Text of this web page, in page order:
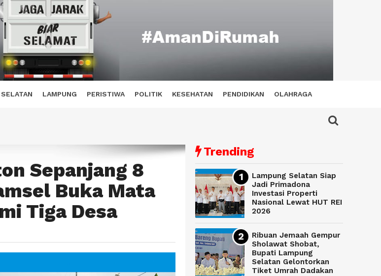
LAMPUNG PERISTIWA POLITIK KESEHATAN PENDIDIKAN OLAHRAGA
Sepanjang 8
Buka Mata
Tiga Desa
Trending
Lampung Selatan Siap
Jadi Primadona
Investasi Properti
Nasional Lewat HUT REI
2026
Ribuan Jemaah Gempur
Sholawat Shobat,
Bupati Lampung
Selatan Gelontorkan
Tiket Umrah Dadakan